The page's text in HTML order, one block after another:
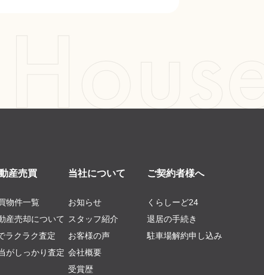
産売買
物件一覧
産売却について
ラクラク査定
がしっかり査定
当社について
お知らせ
スタッフ紹介
お客様の声
会社概要
受賞歴
ご契約者様へ
くらしーど24
退居の手続き
駐車場解約申し込み